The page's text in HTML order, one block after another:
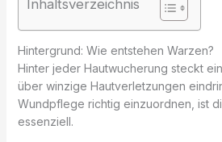
Inhaltsverzeichnis
Hintergrund: Wie entstehen Warzen?
Hinter jeder Hautwucherung steckt
über winzige Hautverletzungen
Wundpflege richtig einzuordnen, ist
essenziell.